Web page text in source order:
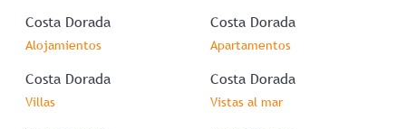
Costa Dorada
Alojamientos
Costa Dorada
Apartamentos
Costa Dorada
Villas
Costa Dorada
Vistas al mar